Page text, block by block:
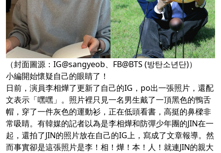
（封面圖源：IG@sangyeob、FB@BTS (방탄소년단)）
小編開始懷疑自己的眼睛了！
日前，演員李相燁了更新了自己的IG，po出一張照片，還配
文表示「嘿嘿」。照片裡只見一名男生戴了一頂黑色的鴨舌
帽，穿了一件灰色的運動衫，正在低頭看書，高挺的鼻樑非
常吸睛。有韓媒的記者以為是李相燁和防彈少年團的JIN在一
起，還拍了JIN的照片放在自己的IG上，寫成了文章報導。然
而事實卻是這張照片是李！相！燁！本！人！就連JIN的親大